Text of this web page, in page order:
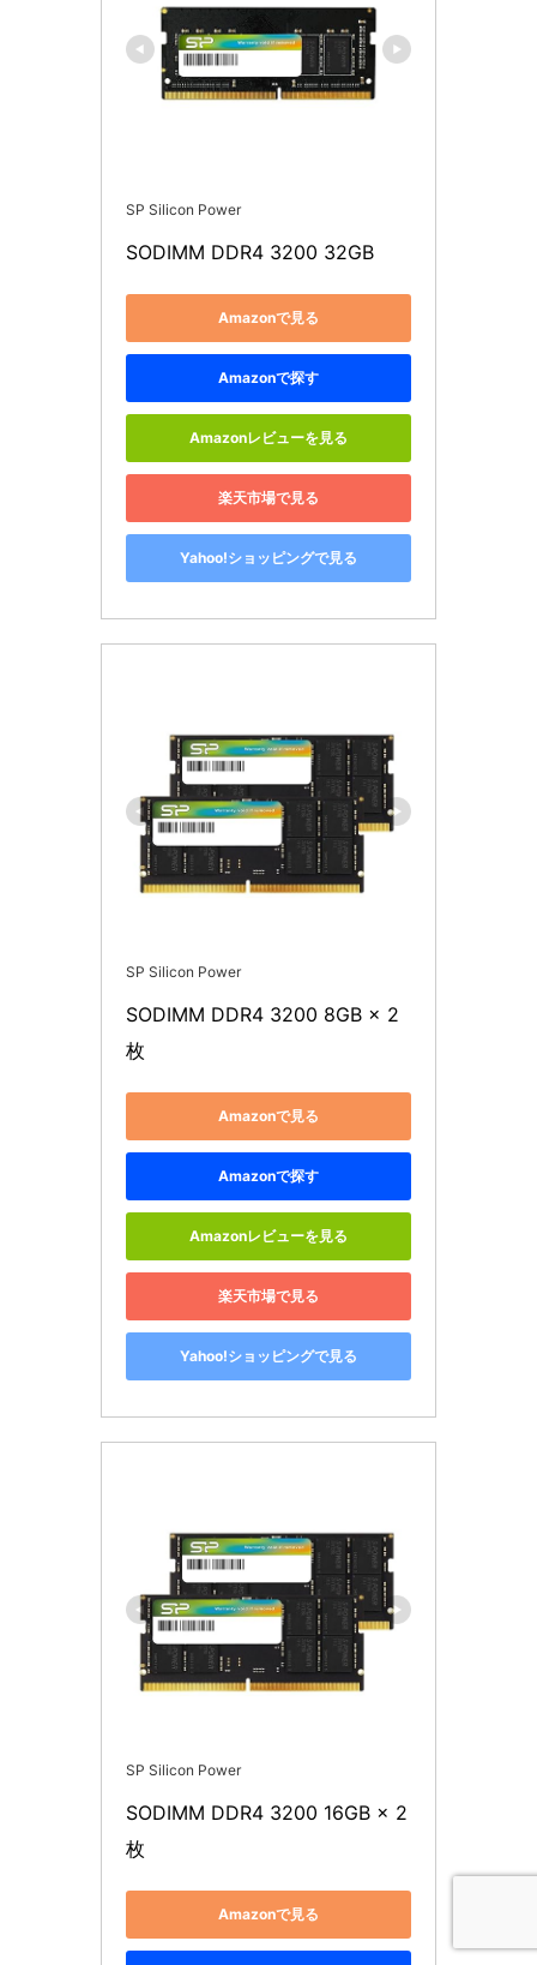
SP Silicon Power
SODIMM DDR4 3200 32GB
Amazonで見る
Amazonで探す
Amazonレビューを見る
楽天市場で見る
Yahoo!ショッピングで見る
SP Silicon Power
SODIMM DDR4 3200 8GB × 2
枚
Amazonで見る
Amazonで探す
Amazonレビューを見る
楽天市場で見る
Yahoo!ショッピングで見る
SP Silicon Power
SODIMM DDR4 3200 16GB × 2
枚
Amazonで見る